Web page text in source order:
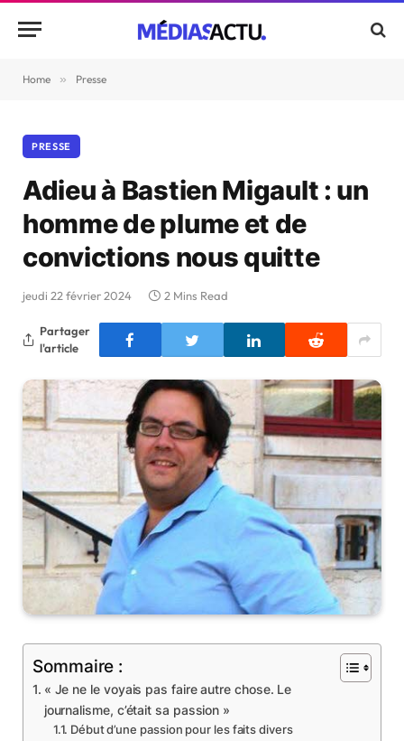
Home » Presse
PRESSE
Adieu à Bastien Migault : un
homme de plume et de
convictions nous quitte
jeudi 22 février 2024 2 Mins Read
Partager
l'article
Sommaire :
« Je ne le voyais pas faire autre chose. Le
journalisme, c’était sa passion »
Début d’une passion pour les faits divers